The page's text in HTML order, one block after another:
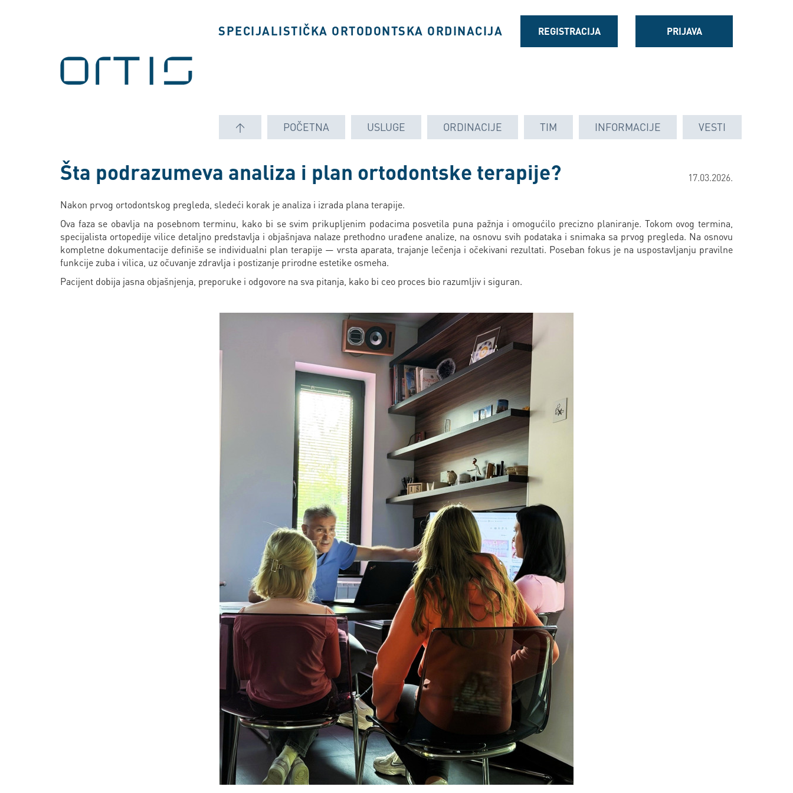
SPECIJALISTIČKA ORTODONTSKA ORDINACIJA REGISTRACIJA PRIJAVA
↑ POČETNA USLUGE ORDINACIJE TIM INFORMACIJE VESTI
17.03.2026.
Šta podrazumeva analiza i plan ortodontske terapije?
Nakon prvog ortodontskog pregleda, sledeći korak je analiza i izrada plana terapije.
Ova faza se obavlja na posebnom terminu, kako bi se svim prikupljenim podacima posvetila puna pažnja i omogućilo precizno planiranje. Tokom ovog termina,
specijalista ortopedije vilice detaljno predstavlja i objašnjava nalaze prethodno urađene analize, na osnovu svih podataka i snimaka sa prvog pregleda. Na osnovu
kompletne dokumentacije definiše se individualni plan terapije — vrsta aparata, trajanje lečenja i očekivani rezultati. Poseban fokus je na uspostavljanju pravilne
funkcije zuba i vilica, uz očuvanje zdravlja i postizanje prirodne estetike osmeha.
Pacijent dobija jasna objašnjenja, preporuke i odgovore na sva pitanja, kako bi ceo proces bio razumljiv i siguran.